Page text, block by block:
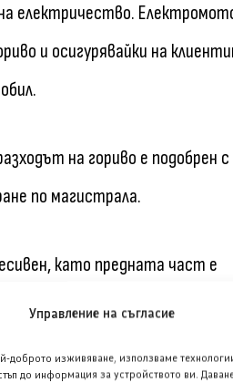
Управление на съгласие
доброто изживяване, използваме
до информация за устройството ви.
електричество.
и осигурявайки на
на гориво е подобрен
по магистрала.
като предната част е
на товарното